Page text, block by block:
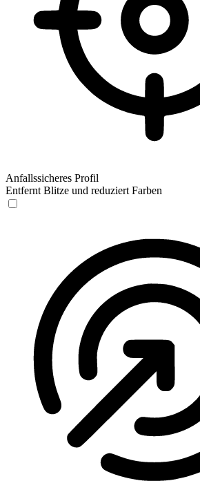
Anfallssicheres Profil
Entfernt Blitze und reduziert Farben